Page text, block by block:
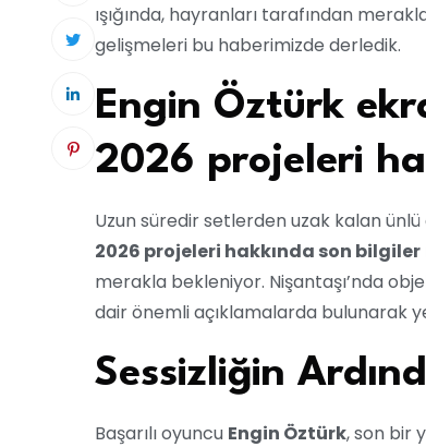
ışığında, hayranları tarafından
gelişmeleri bu haberimizde derledik.
Engin Öztürk
2026 projeleri
Uzun süredir setlerden uzak kalan
2026 projeleri hakkında son bilgiler
merakla bekleniyor. Nişantaşı’nda
dair önemli açıklamalarda bulunarak
Sessizliğin
Başarılı oyuncu Engin Öztürk, son bir